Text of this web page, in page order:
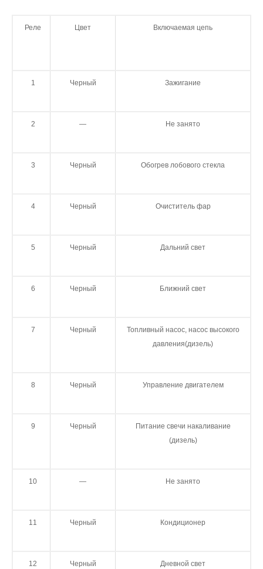
Реле Цвет Включаемая цепь
1 Черный Зажигание
2 — Не занято
3 Черный Обогрев лобового стекла
4 Черный Очиститель фар
5 Черный Дальний свет
6 Черный Ближний свет
7 Черный
Топливный насос, насос высокого
давления(дизель)
8 Черный Управление двигателем
9 Черный
Питание свечи накаливание
(дизель)
10 — Не занято
11 Черный Кондиционер
12 Черный Дневной свет